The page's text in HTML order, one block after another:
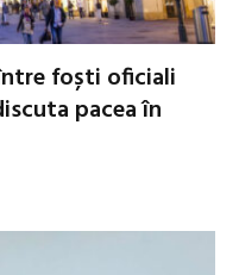
foști oficiali
pacea în